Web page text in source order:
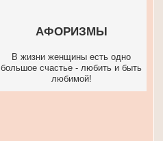
АФОРИЗМЫ
В жизни женщины есть одно
большое счастье - любить и быть
любимой!